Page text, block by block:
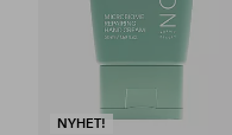
NYHET!